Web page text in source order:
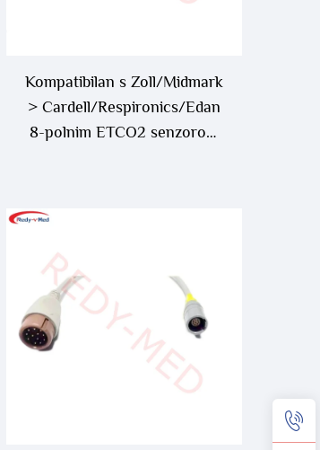
Kompatibilan s Zoll/Midmark
> Cardell/Respironics/Edan
8-polnim ETCO2 senzorom